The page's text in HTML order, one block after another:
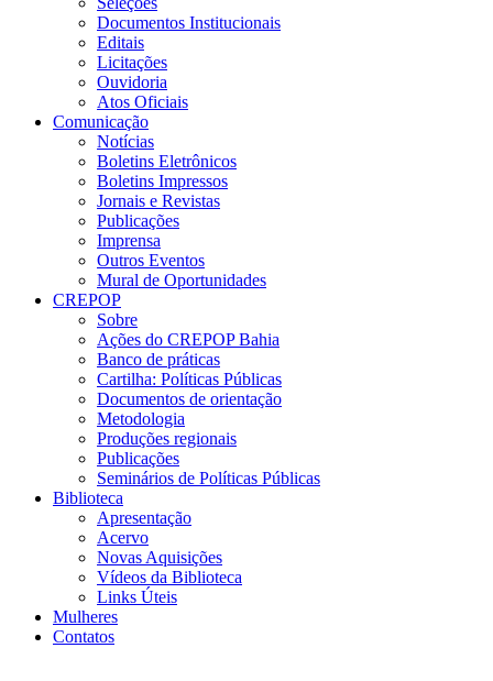
Documentos Institucionais
Editais
Licitações
Ouvidoria
Atos Oficiais
Comunicação
Notícias
Boletins Eletrônicos
Boletins Impressos
Jornais e Revistas
Publicações
Imprensa
Outros Eventos
Mural de Oportunidades
CREPOP
Sobre
Ações do CREPOP Bahia
Banco de práticas
Cartilha: Políticas Públicas
Documentos de orientação
Metodologia
Produções regionais
Publicações
Seminários de Políticas Públicas
Biblioteca
Apresentação
Acervo
Novas Aquisições
Vídeos da Biblioteca
Links Úteis
Mulheres
Contatos